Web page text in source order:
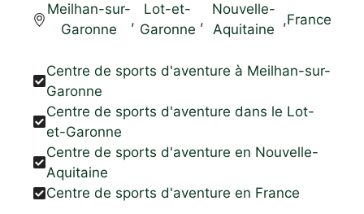
Meilhan-sur-
Garonne
,
Lot-et-
Garonne
,
Nouvelle-
Aquitaine
,France
Centre de sports d'aventure à Meilhan-sur-
Garonne
Centre de sports d'aventure dans le Lot-
et-Garonne
Centre de sports d'aventure en Nouvelle-
Aquitaine
Centre de sports d'aventure en France